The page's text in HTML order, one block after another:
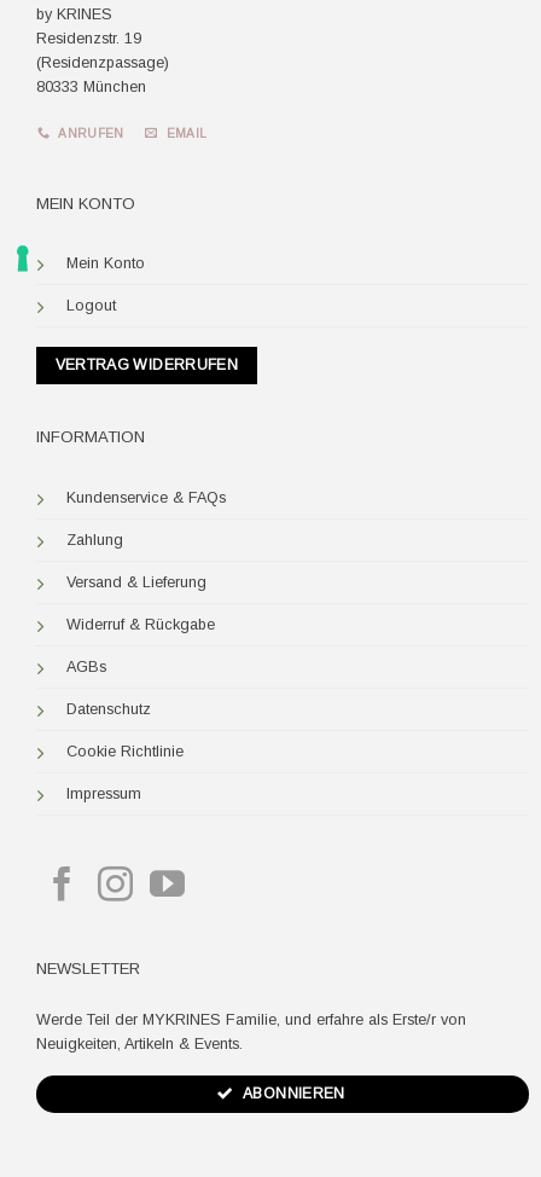
by KRINES
Residenzstr. 19
(Residenzpassage)
80333 München
ANRUFEN EMAIL
MEIN KONTO
Mein Konto
Logout
VERTRAG WIDERRUFEN
INFORMATION
Kundenservice & FAQs
Zahlung
Versand & Lieferung
Widerruf & Rückgabe
AGBs
Datenschutz
Cookie Richtlinie
Impressum
NEWSLETTER
Werde Teil der MYKRINES Familie, und erfahre als Erste/r von
Neuigkeiten, Artikeln & Events.
ABONNIEREN